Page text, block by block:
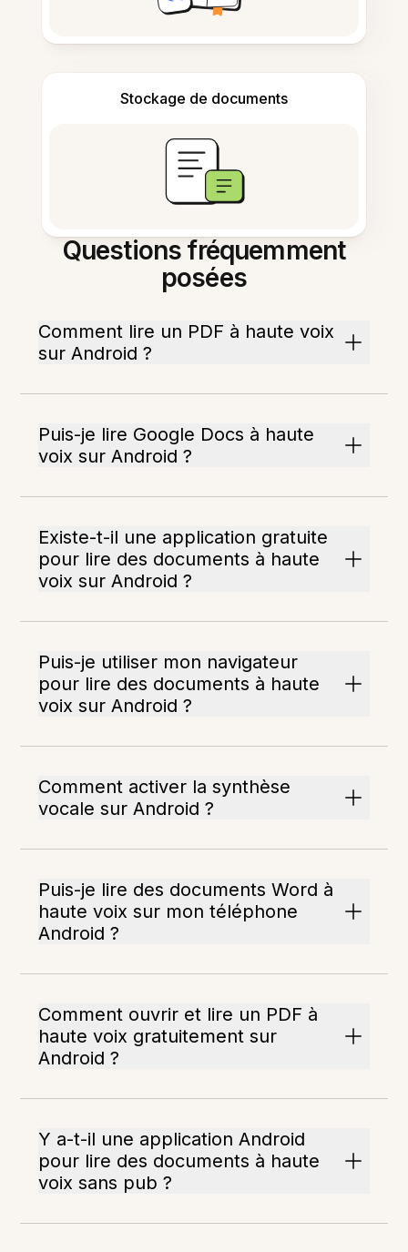
Stockage de documents
Questions fréquemment
posées
Comment lire un PDF à haute voix
sur Android ?
Puis-je lire Google Docs à haute
voix sur Android ?
Existe-t-il une application gratuite
pour lire des documents à haute
voix sur Android ?
Puis-je utiliser mon navigateur
pour lire des documents à haute
voix sur Android ?
Comment activer la synthèse
vocale sur Android ?
Puis-je lire des documents Word à
haute voix sur mon téléphone
Android ?
Comment ouvrir et lire un PDF à
haute voix gratuitement sur
Android ?
Y a-t-il une application Android
pour lire des documents à haute
voix sans pub ?